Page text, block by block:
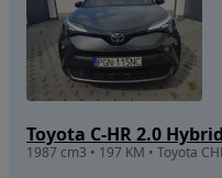
1987 cm3 • 197 KM • Toyota